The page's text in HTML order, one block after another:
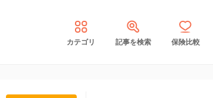
カテゴリ 記事を検索 保険比較